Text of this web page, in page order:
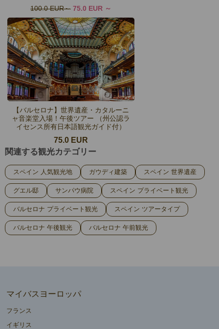
100.0 EUR
75.0 EUR
【バルセロナ】世界遺産・カタルーニ
ャ音楽堂入場！午後ツアー （州公認ラ
イセンス所有日本語観光ガイド付）
75.0 EUR
関連する観光カテゴリー
スペイン 人気観光地 ガウディ建築 スペイン 世界遺産
グエル邸 サンパウ病院 スペイン プライベート観光
バルセロナ プライベート観光 スペイン ツアータイプ
バルセロナ 午後観光 バルセロナ 午前観光
マイバスヨーロッパ
フランス
イギリス